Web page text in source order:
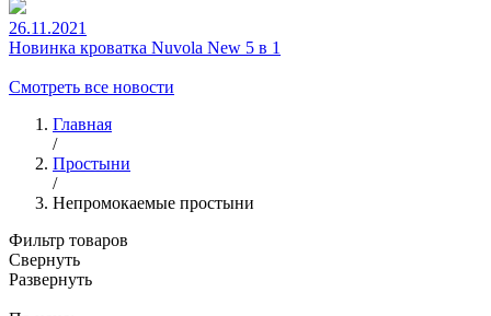
26.11.2021
Новинка кроватка Nuvola New 5 в 1
Смотреть все новости
Главная
/
Простыни
/
Непромокаемые простыни
Фильтр товаров
Свернуть
Развернуть